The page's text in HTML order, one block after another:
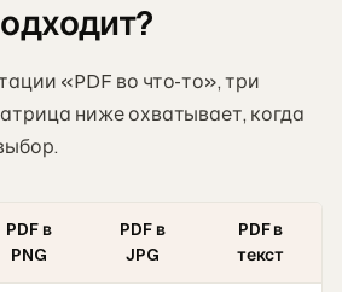
«PDF во что-то», три
ниже охватывает, когда
PDF в
PNG
PDF в
JPG
PDF в
текст